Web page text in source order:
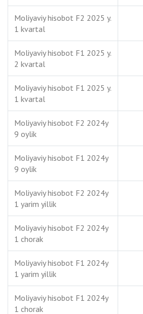
Moliyaviy hisobot F2 2025 y.
1 kvartal
Moliyaviy hisobot F1 2025 y.
2 kvartal
Moliyaviy hisobot F1 2025 y.
1 kvartal
Moliyaviy hisobot F2 2024y
9 oylik
Moliyaviy hisobot F1 2024y
9 oylik
Moliyaviy hisobot F2 2024y
1 yarim yillik
Moliyaviy hisobot F2 2024y
1 chorak
Moliyaviy hisobot F1 2024y
1 yarim yillik
Moliyaviy hisobot F1 2024y
1 chorak